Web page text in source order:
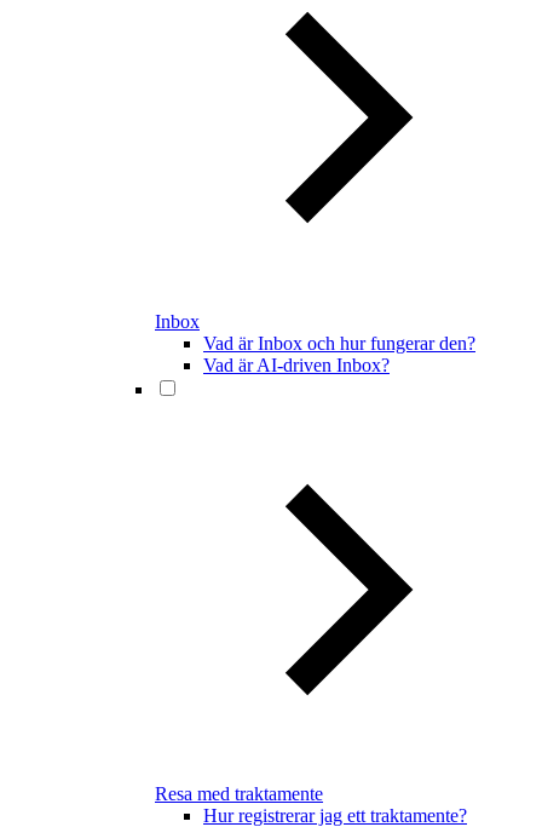
Inbox
Vad är Inbox och hur fungerar den?
Vad är AI-driven Inbox?
Resa med traktamente
Hur registrerar jag ett traktamente?